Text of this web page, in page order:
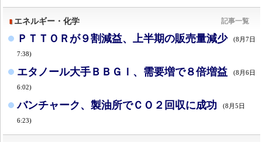
エネルギー・化学 記事一覧
ＰＴＴＯＲが９割減益、上半期の販売量減少 (8月7日
7:38)
エタノール大手ＢＢＧＩ、需要増で８倍増益 (8月6日
6:02)
バンチャーク、製油所でＣＯ２回収に成功 (8月5日
6:23)